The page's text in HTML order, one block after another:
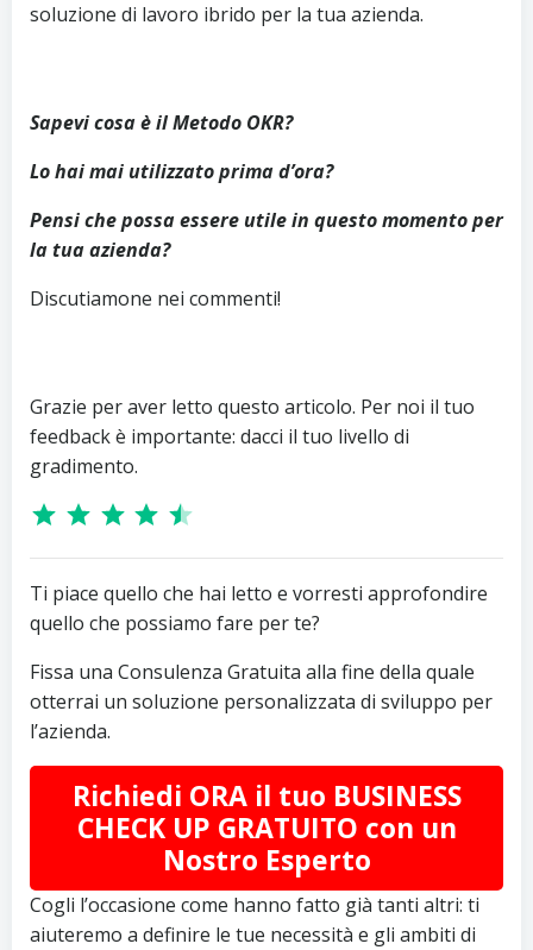
soluzione di lavoro ibrido per la tua azienda.
Sapevi cosa è il Metodo OKR?
Lo hai mai utilizzato prima d’ora?
Pensi che possa essere utile in questo momento per
la tua azienda?
Discutiamone nei commenti!
Grazie per aver letto questo articolo. Per noi il tuo
feedback è importante: dacci il tuo livello di
gradimento.
Ti piace quello che hai letto e vorresti approfondire
quello che possiamo fare per te?
Fissa una Consulenza Gratuita alla fine della quale
otterrai un soluzione personalizzata di sviluppo per
l’azienda.
Richiedi ORA il tuo BUSINESS
CHECK UP GRATUITO con un
Nostro Esperto
Cogli l’occasione come hanno fatto già tanti altri: ti
aiuteremo a definire le tue necessità e gli ambiti di